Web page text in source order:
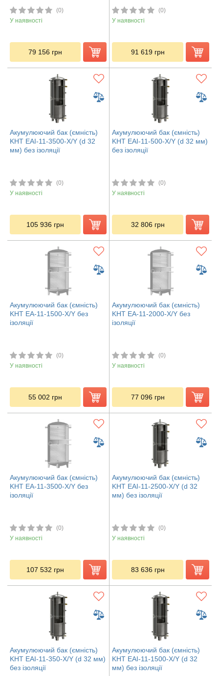
(0)
У наявності
79 156 грн
(0)
У наявності
91 619 грн
Акумулюючий бак (ємність)
KHT EAI-11-3500-X/Y (d 32
мм) без ізоляції
(0)
У наявності
105 936 грн
Акумулюючий бак (ємність)
KHT EAI-11-500-X/Y (d 32 мм)
без ізоляції
(0)
У наявності
32 806 грн
Акумулюючий бак (ємність)
KHT ЕА-11-1500-X/Y без
ізоляції
(0)
У наявності
55 002 грн
Акумулюючий бак (ємність)
KHT ЕА-11-2000-X/Y без
ізоляції
(0)
У наявності
77 096 грн
Акумулюючий бак (ємність)
KHT ЕА-11-3500-X/Y без
ізоляції
(0)
У наявності
107 532 грн
Акумулюючий бак (ємність)
KHT EAI-11-2500-X/Y (d 32
мм) без ізоляції
(0)
У наявності
83 636 грн
Акумулюючий бак (ємність)
KHT EAI-11-350-X/Y (d 32 мм)
без ізоляції
Акумулюючий бак (ємність)
KHT EAI-11-1500-X/Y (d 32
мм) без ізоляції